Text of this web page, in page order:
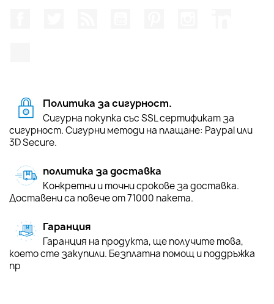
Политика за сигурност.
Сигурна покупка със SSL сертификат за
сигурност. Сигурни методи на плащане: Paypal или
3D Secure.
политика за доставка
Конкретни и точни срокове за доставка.
Доставени са повече от 71000 пакета.
Гаранция
Гаранция на продукта, ще получите това,
което сте закупили. Безплатна помощ и поддръжка
пр